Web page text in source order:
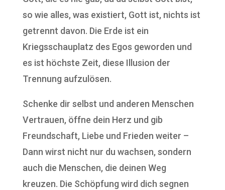
so wie alles, was existiert, Gott ist, nichts ist
getrennt davon. Die Erde ist ein
Kriegsschauplatz des Egos geworden und
es ist höchste Zeit, diese Illusion der
Trennung aufzulösen.
Schenke dir selbst und anderen Menschen
Vertrauen, öffne dein Herz und gib
Freundschaft, Liebe und Frieden weiter –
Dann wirst nicht nur du wachsen, sondern
auch die Menschen, die deinen Weg
kreuzen. Die Schöpfung wird dich segnen